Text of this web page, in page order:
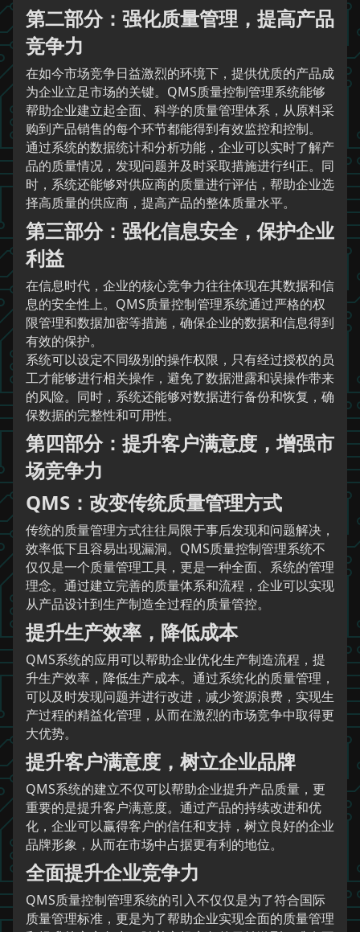
第二部分：强化质量管理，提高产品
竞争力
在如今市场竞争日益激烈的环境下，提供优质的产品成
为企业立足市场的关键。QMS质量控制管理系统能够
帮助企业建立起全面、科学的质量管理体系，从原料采
购到产品销售的每个环节都能得到有效监控和控制。
通过系统的数据统计和分析功能，企业可以实时了解产
品的质量情况，发现问题并及时采取措施进行纠正。同
时，系统还能够对供应商的质量进行评估，帮助企业选
择高质量的供应商，提高产品的整体质量水平。
第三部分：强化信息安全，保护企业
利益
在信息时代，企业的核心竞争力往往体现在其数据和信
息的安全性上。QMS质量控制管理系统通过严格的权
限管理和数据加密等措施，确保企业的数据和信息得到
有效的保护。
系统可以设定不同级别的操作权限，只有经过授权的员
工才能够进行相关操作，避免了数据泄露和误操作带来
的风险。同时，系统还能够对数据进行备份和恢复，确
保数据的完整性和可用性。
第四部分：提升客户满意度，增强市
场竞争力
QMS：改变传统质量管理方式
传统的质量管理方式往往局限于事后发现和问题解决，
效率低下且容易出现漏洞。QMS质量控制管理系统不
仅仅是一个质量管理工具，更是一种全面、系统的管理
理念。通过建立完善的质量体系和流程，企业可以实现
从产品设计到生产制造全过程的质量管控。
提升生产效率，降低成本
QMS系统的应用可以帮助企业优化生产制造流程，提
升生产效率，降低生产成本。通过系统化的质量管理，
可以及时发现问题并进行改进，减少资源浪费，实现生
产过程的精益化管理，从而在激烈的市场竞争中取得更
大优势。
提升客户满意度，树立企业品牌
QMS系统的建立不仅可以帮助企业提升产品质量，更
重要的是提升客户满意度。通过产品的持续改进和优
化，企业可以赢得客户的信任和支持，树立良好的企业
品牌形象，从而在市场中占据更有利的地位。
全面提升企业竞争力
QMS质量控制管理系统的引入不仅仅是为了符合国际
质量管理标准，更是为了帮助企业实现全面的质量管理